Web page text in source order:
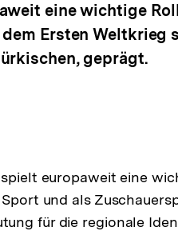
eine wichtige
Ersten Weltkrieg
geprägt.
europaweit eine
und als
für die regionale